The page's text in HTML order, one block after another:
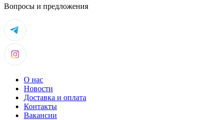
Вопросы и предложения
О нас
Новости
Доставка и оплата
Контакты
Вакансии